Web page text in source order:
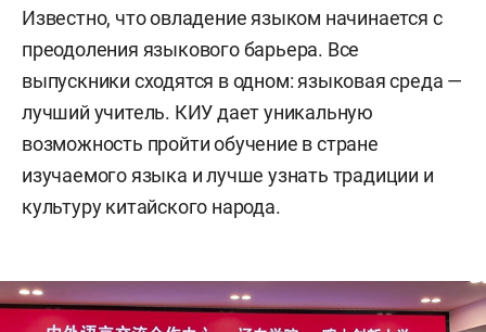
Известно, что овладение языком начинается с
преодоления языкового барьера. Все
выпускники сходятся в одном: языковая среда —
лучший учитель. КИУ дает уникальную
возможность пройти обучение в стране
изучаемого языка и лучше узнать традиции и
культуру китайского народа.